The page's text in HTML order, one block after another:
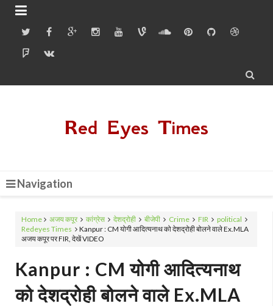


Red Eyes Times
Navigation
Home अजय कपूर कांग्रेस देशद्रोही बीजेपी Crime FIR
political
Redeyes Times
Kanpur : CM योगी आदित्यनाथ को देशद्रोही बोलने वाले Ex.MLA
अजय कपूर पर FIR, देखें VIDEO
Kanpur : CM योगी आदित्यनाथ
को देशद्रोही बोलने वाले Ex.MLA